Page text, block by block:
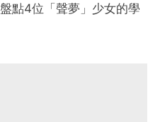
點4位「聲夢」少女的學